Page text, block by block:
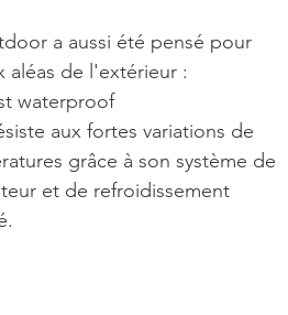
a aussi été pensé pour
aléas de l'extérieur :
waterproof
aux fortes variations de
grâce à son système de
et de refroidissement